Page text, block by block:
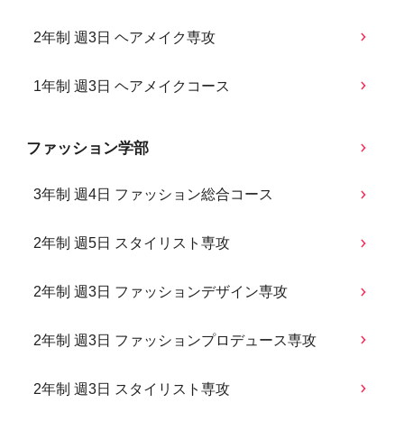
2年制 週3日 ヘアメイク専攻
1年制 週3日 ヘアメイクコース
ファッション学部
3年制 週4日 ファッション総合コース
2年制 週5日 スタイリスト専攻
2年制 週3日 ファッションデザイン専攻
2年制 週3日 ファッションプロデュース専攻
2年制 週3日 スタイリスト専攻